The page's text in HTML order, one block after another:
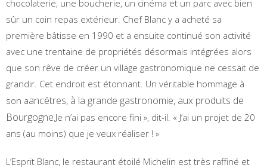
chocolaterie, une boucherie, un cinéma et un parc avec bien
sûr un coin repas extérieur. Chef Blanc y a acheté sa
première bâtisse en 1990 et a ensuite continué son activité
avec une trentaine de propriétés désormais intégrées alors
que son rêve de créer un village gastronomique ne cessait de
grandir. Cet endroit est étonnant. Un véritable hommage à
son aancêtres, à la grande gastronomie, aux produits de
Bourgogne.Je n’ai pas encore fini », dit-il. « J’ai un projet de 20
ans (au moins) que je veux réaliser ! »
L’Esprit Blanc, le restaurant étoilé Michelin est très raffiné et